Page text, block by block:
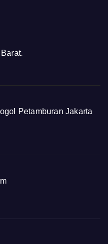
Petamburan Jakarta